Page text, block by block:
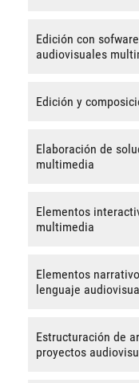
Edición con
audiovisuales
Edición y
Elaboración de
multimedia
Elementos
multimedia
Elementos
lenguaje
Estructuración de
proyectos